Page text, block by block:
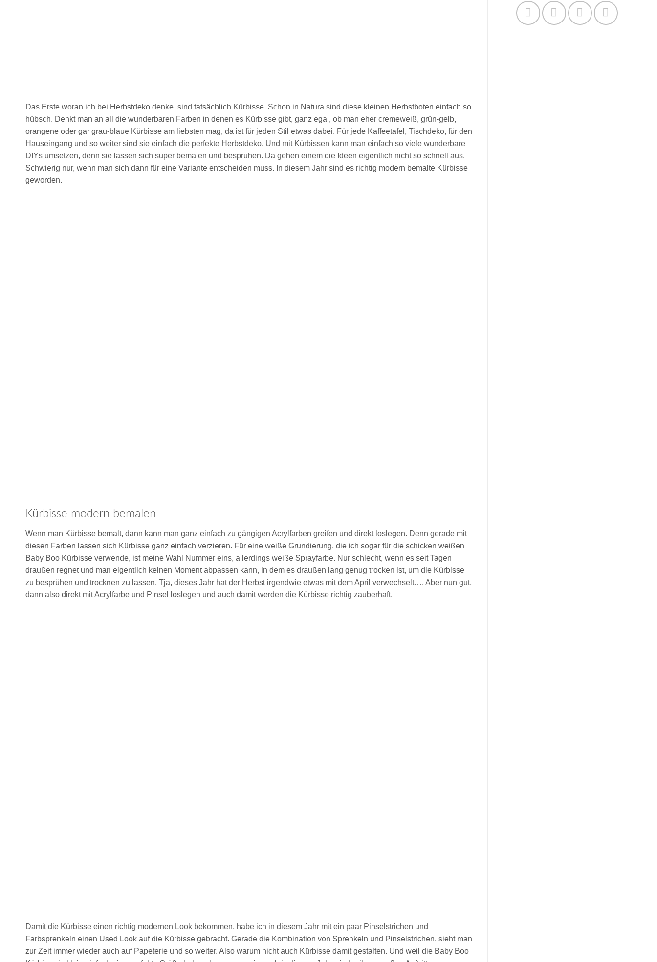
Das Erste woran ich bei Herbstdeko denke, sind tatsächlich Kürbisse. Schon in Natura sind diese kleinen Herbstboten einfach so
hübsch. Denkt man an all die wunderbaren Farben in denen es Kürbisse gibt, ganz egal, ob man eher cremeweiß, grün-gelb,
orangene oder gar grau-blaue Kürbisse am liebsten mag, da ist für jeden Stil etwas dabei. Für jede Kaffeetafel, Tischdeko, für den
Hauseingang und so weiter sind sie einfach die perfekte Herbstdeko. Und mit Kürbissen kann man einfach so viele wunderbare
DIYs umsetzen, denn sie lassen sich super bemalen und besprühen. Da gehen einem die Ideen eigentlich nicht so schnell aus.
Schwierig nur, wenn man sich dann für eine Variante entscheiden muss. In diesem Jahr sind es richtig modern bemalte Kürbisse
geworden.
Kürbisse modern bemalen
Wenn man Kürbisse bemalt, dann kann man ganz einfach zu gängigen Acrylfarben greifen und direkt loslegen. Denn gerade mit
diesen Farben lassen sich Kürbisse ganz einfach verzieren. Für eine weiße Grundierung, die ich sogar für die schicken weißen
Baby Boo Kürbisse verwende, ist meine Wahl Nummer eins, allerdings weiße Sprayfarbe. Nur schlecht, wenn es seit Tagen
draußen regnet und man eigentlich keinen Moment abpassen kann, in dem es draußen lang genug trocken ist, um die Kürbisse
zu besprühen und trocknen zu lassen. Tja, dieses Jahr hat der Herbst irgendwie etwas mit dem April verwechselt…. Aber nun gut,
dann also direkt mit Acrylfarbe und Pinsel loslegen und auch damit werden die Kürbisse richtig zauberhaft.
Damit die Kürbisse einen richtig modernen Look bekommen, habe ich in diesem Jahr mit ein paar Pinselstrichen und
Farbsprenkeln einen Used Look auf die Kürbisse gebracht. Gerade die Kombination von Sprenkeln und Pinselstrichen, sieht man
zur Zeit immer wieder auch auf Papeterie und so weiter. Also warum nicht auch Kürbisse damit gestalten. Und weil die Baby Boo